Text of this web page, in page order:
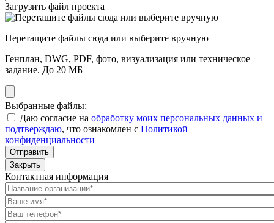
Загрузить файл проекта
Перетащите файлы сюда или выберите вручную
Генплан, DWG, PDF, фото, визуализация или техническое
задание. До 20 МБ
Выбранные файлы:
Даю согласие на обработку моих персональных данных и
подтверждаю, что ознакомлен с Политикой
конфиденциальности
Отправить
Закрыть
Контактная информация